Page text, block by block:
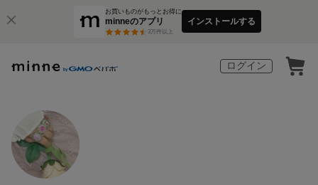
お買いものがもっとお得に
minneのアプリ
3万件以上
インストールする
ログイン